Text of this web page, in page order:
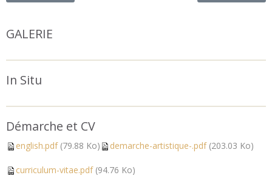
GALERIE
In Situ
Démarche et CV
english.pdf(79.88 Ko) demarche-artistique-.pdf(203.03 Ko)
curriculum-vitae.pdf(94.76 Ko)